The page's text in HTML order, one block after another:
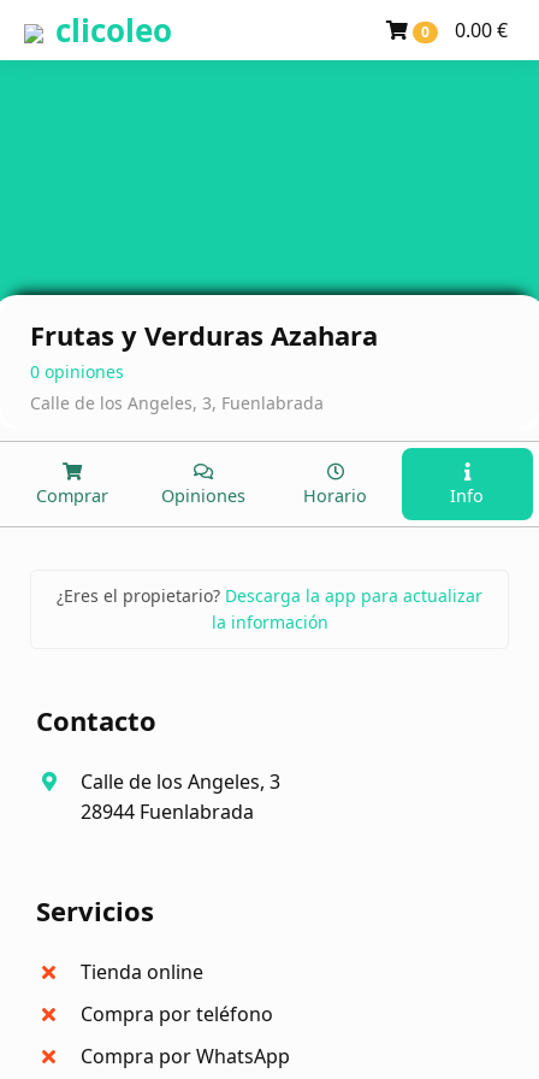
0 0.00 €
clicoleo
Frutas y Verduras Azahara
0 opiniones
Calle de los Angeles, 3, Fuenlabrada
Comprar Opiniones Horario Info
¿Eres el propietario? Descarga la app para actualizar
la información
Contacto
Calle de los Angeles, 3
28944 Fuenlabrada
Servicios
Tienda online
Compra por teléfono
Compra por WhatsApp